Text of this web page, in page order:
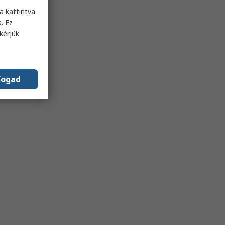
kattintva
Ez